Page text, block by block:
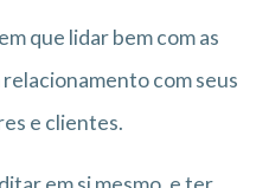
que lidar bem com as
com seus
e clientes.